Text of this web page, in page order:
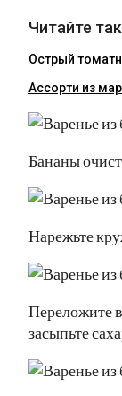
Читайте
Острый
Ассорти из
Бананы
Нарежьте
Переложите
засыпьте